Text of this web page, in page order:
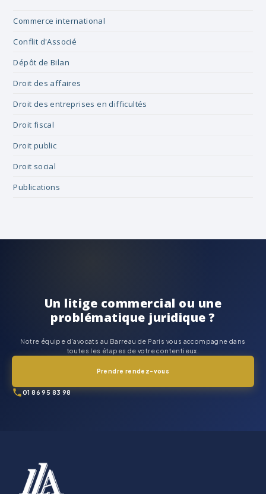
Commerce international
Conflit d'Associé
Dépôt de Bilan
Droit des affaires
Droit des entreprises en difficultés
Droit fiscal
Droit public
Droit social
Publications
Un litige commercial ou une
problématique juridique ?
Notre équipe d'avocats au Barreau de Paris vous accompagne dans
toutes les étapes de votre contentieux.
Prendre rendez-vous
01 86 95 83 98